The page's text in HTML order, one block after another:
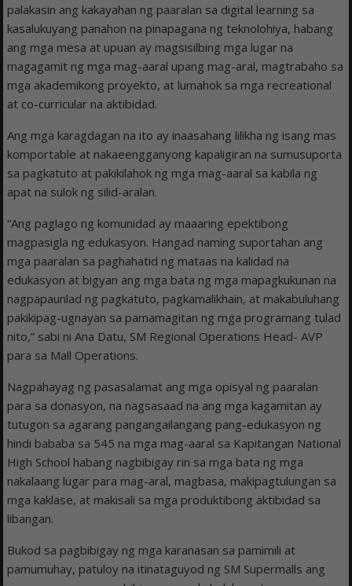
palakasin ang kakayahan ng paaralan sa digital learning sa
kasalukuyang panahon na pinapagana ng teknolohiya, habang
ang mga mesa at upuan ay magsisilbing mga lugar na
magagamit ng mga mag-aaral upang mag-aral, magtrabaho sa
mga akademikong proyekto, at lumahok sa mga recreational
at co-curricular na aktibidad.
Ang mga karagdagan na ito ay inaasahang lilikha ng isang mas
komportable at nakaeengganyong kapaligiran na sumusuporta
sa pagkatuto at pakikilahok ng mga mag-aaral sa kabila ng
apat na sulok ng silid-aralan.
“Ang paglago ng komunidad ay maaaring epektibong
magpasigla ng edukasyon. Hangad naming suportahan ang
mga paaralan sa paghahatid ng mataas na kalidad na
edukasyon at bigyan ang mga bata ng mga mapagkukunan na
nagpapaunlad ng pagkatuto, pagkamalikhain, at makabuluhang
pakikipag-ugnayan sa pamamagitan ng mga programang tulad
nito,” sabi ni Ana Datu, SM Regional Operations Head- AVP
para sa Mall Operations.
Nagpahayag ng pasasalamat ang mga opisyal ng paaralan
para sa donasyon, na nagsasaad na ang mga kagamitan ay
tutugon sa agarang pangangailangang pang-edukasyon ng
hindi bababa sa 545 na mga mag-aaral sa Kapitangan National
High School habang nagbibigay rin sa mga bata ng mga
nakalaang lugar para mag-aral, magbasa, makipagtulungan sa
mga kaklase, at makisali sa mga produktibong aktibidad sa
libangan.
Bukod sa pagbibigay ng mga karanasan sa pamimili at
pamumuhay, patuloy na itinataguyod ng SM Supermalls ang